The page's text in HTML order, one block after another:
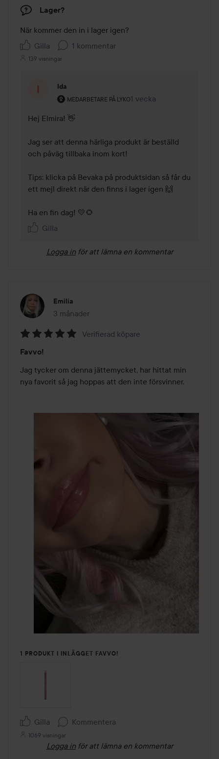
Lager?
När kommer den in i lager igen?
Gilla
1 kommentar
139 visningar
Ida
MEDARBETARE PÅ LYKO
Användarens roll: Medarbetare på Lyko.
1 vecka
Kommentaren lades 1
Hej Elmira! 👋
Jag ser att denna härliga produkt är beställd
och påväg tillbaka inom kort!
Tips: klicka på Bevaka på produktsidan så får du
ett mejl direkt när den finns i lager igen 🙌
Ha en fin dag! 💛🌻
Gilla
Logga in för att lämna en kommentar
Emilia
3 månader
Inlägget skapades 3 månader
5
av
5
Verifierad köpare
Favvo!
Jag tycker om denna jättemycket, har hittat min
nya favorit så jag hoppas att den inte försvinner.
1 PRODUKT I INLÄGGET FAVVO!
Gilla Kommentera
1069 visningar
Logga in för att lämna en kommentar